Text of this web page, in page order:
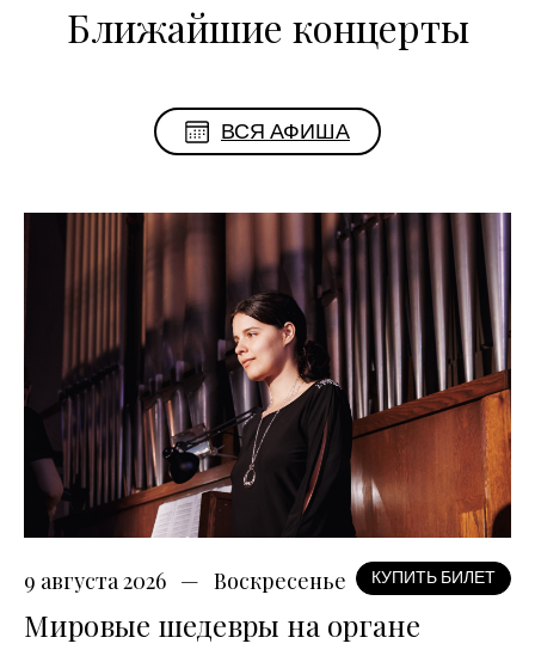
Ближайшие концерты
ВСЯ АФИША
9 августа 2026 Воскресенье КУПИТЬ БИЛЕТ
Мировые шедевры на органе